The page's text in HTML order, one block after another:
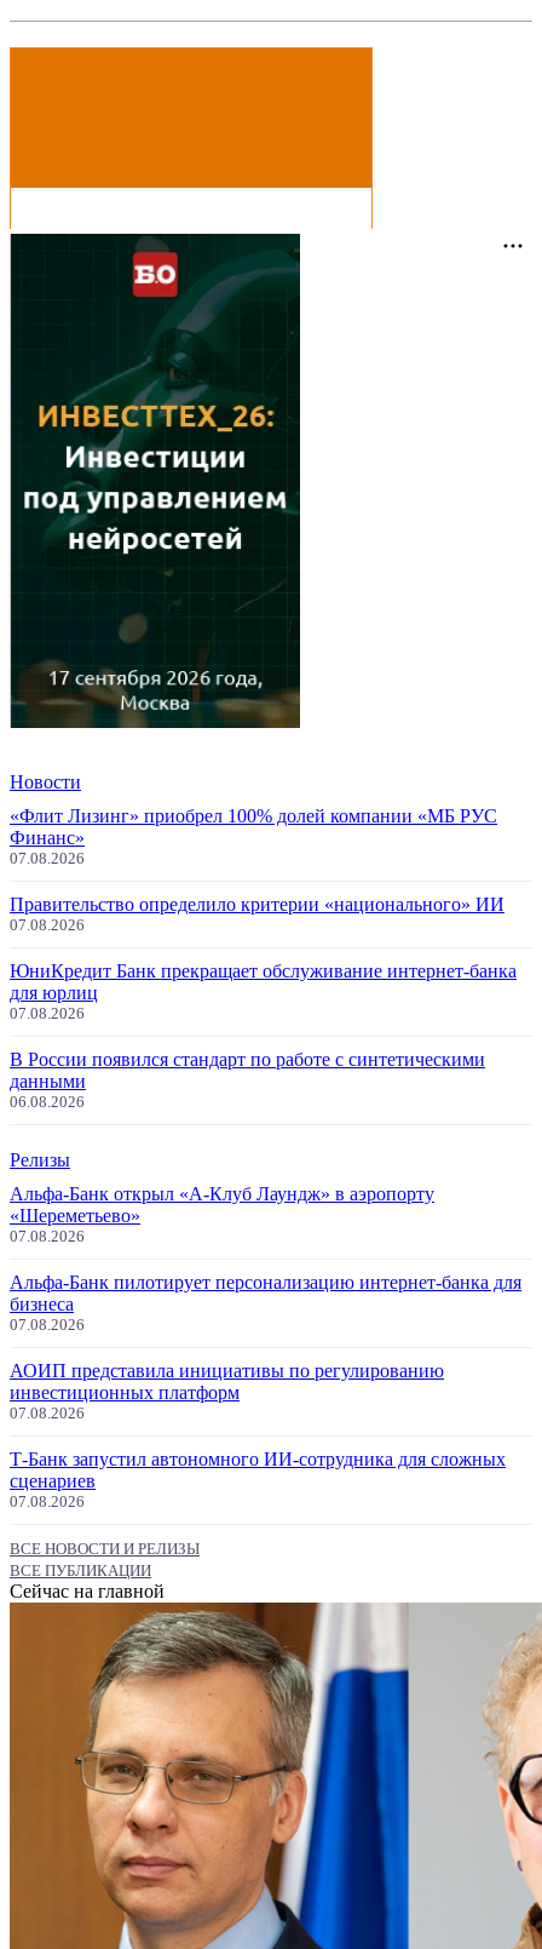
Новости
«Флит Лизинг» приобрел 100% долей компании «МБ РУС
Финанс»
07.08.2026
Правительство определило критерии «национального» ИИ
07.08.2026
ЮниКредит Банк прекращает обслуживание интернет-банка
для юрлиц
07.08.2026
В России появился стандарт по работе с синтетическими
данными
06.08.2026
Релизы
Альфа-Банк открыл «А-Клуб Лаундж» в аэропорту
«Шереметьево»
07.08.2026
Альфа-Банк пилотирует персонализацию интернет-банка для
бизнеса
07.08.2026
АОИП представила инициативы по регулированию
инвестиционных платформ
07.08.2026
Т-Банк запустил автономного ИИ-сотрудника для сложных
сценариев
07.08.2026
ВСЕ НОВОСТИ И РЕЛИЗЫ
ВСЕ ПУБЛИКАЦИИ
Сейчас на главной